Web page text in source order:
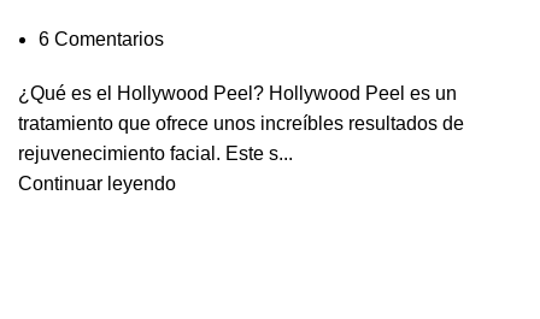
6 Comentarios
¿Qué es el Hollywood Peel? Hollywood Peel es un
tratamiento que ofrece unos increíbles resultados de
rejuvenecimiento facial. Este s...
Continuar leyendo